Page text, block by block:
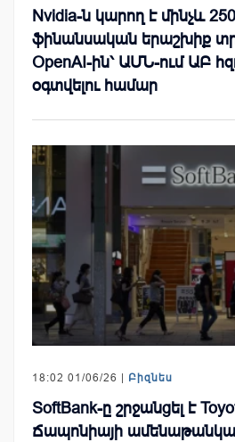
Nvidia-ն կարող է մինչև
ֆինանսական երաշխիք
OpenAI-ին՝ ԱՄՆ-ում ԱԲ
օգտվելու համար
18:02 01/06/26 | Բիզնես
SoftBank-ը շրջանցել է
Ճապոնիայի